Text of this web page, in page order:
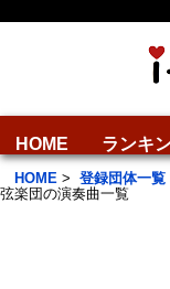
HOME ランキ
HOME > 登録団体一覧
弦楽団の演奏曲一覧